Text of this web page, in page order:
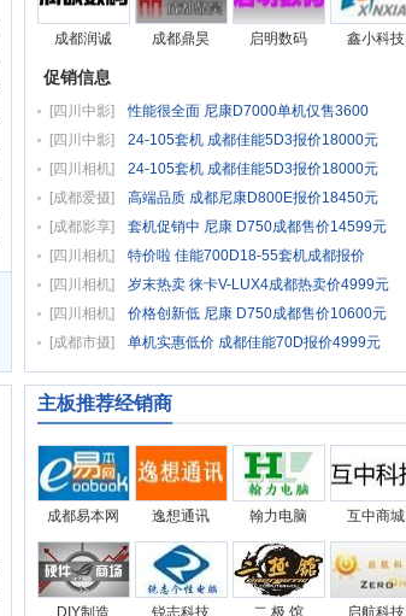
成都润诚 成都鼎昊 启明数码 鑫小科技
促销信息
性能很全面 尼康D7000单机仅售3600
[四川中影]
24-105套机 成都佳能5D3报价18000元
[四川中影]
24-105套机 成都佳能5D3报价18000元
[四川相机]
高端品质 成都尼康D800E报价18450元
[成都爱摄]
套机促销中 尼康 D750成都售价14599元
[成都影享]
特价啦 佳能700D18-55套机成都报价
[四川相机]
岁末热卖 徕卡V-LUX4成都热卖价4999元
[四川相机]
价格创新低 尼康 D750成都售价10600元
[四川相机]
单机实惠低价 成都佳能70D报价4999元
[成都市摄]
主板推荐经销商
成都易本网 逸想通讯 翰力电脑 互中商城
DIY制造 锐志科技 二 极 馆 启航科技